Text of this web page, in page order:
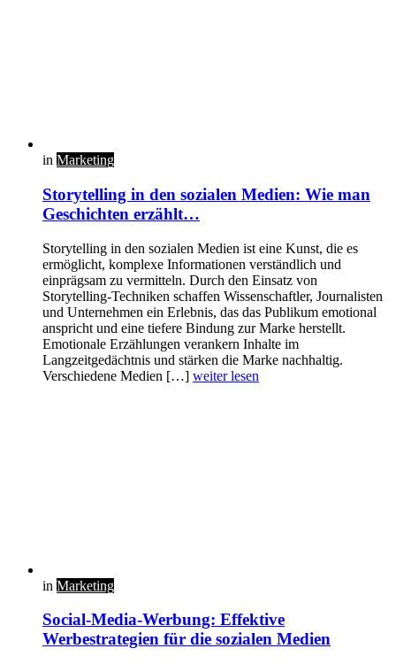
in Marketing
Storytelling in den sozialen Medien: Wie man
Geschichten erzählt…
Storytelling in den sozialen Medien ist eine Kunst, die es
ermöglicht, komplexe Informationen verständlich und
einprägsam zu vermitteln. Durch den Einsatz von
Storytelling-Techniken schaffen Wissenschaftler, Journalisten
und Unternehmen ein Erlebnis, das das Publikum emotional
anspricht und eine tiefere Bindung zur Marke herstellt.
Emotionale Erzählungen verankern Inhalte im
Langzeitgedächtnis und stärken die Marke nachhaltig.
Verschiedene Medien […] weiter lesen
in Marketing
Social-Media-Werbung: Effektive
Werbestrategien für die sozialen Medien